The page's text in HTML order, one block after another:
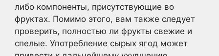
либо компоненты, присутствующие во
фруктах. Помимо этого, вам также следует
проверить, полностью ли фрукты свежие и
спелые. Употребление сырых ягод может